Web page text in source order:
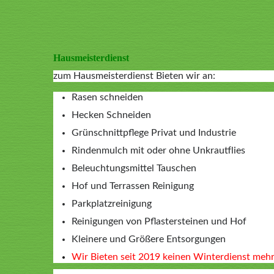
Hausmeisterdienst
zum Hausmeisterdienst Bieten wir an:
Rasen schneiden
Hecken Schneiden
Grünschnittpflege Privat und Industrie
Rindenmulch mit oder ohne Unkrautflies
Beleuchtungsmittel Tauschen
Hof und Terrassen Reinigung
Parkplatzreinigung
Reinigungen von Pflastersteinen und Hof
Kleinere und Größere Entsorgungen
Wir Bieten seit 2019 keinen Winterdienst